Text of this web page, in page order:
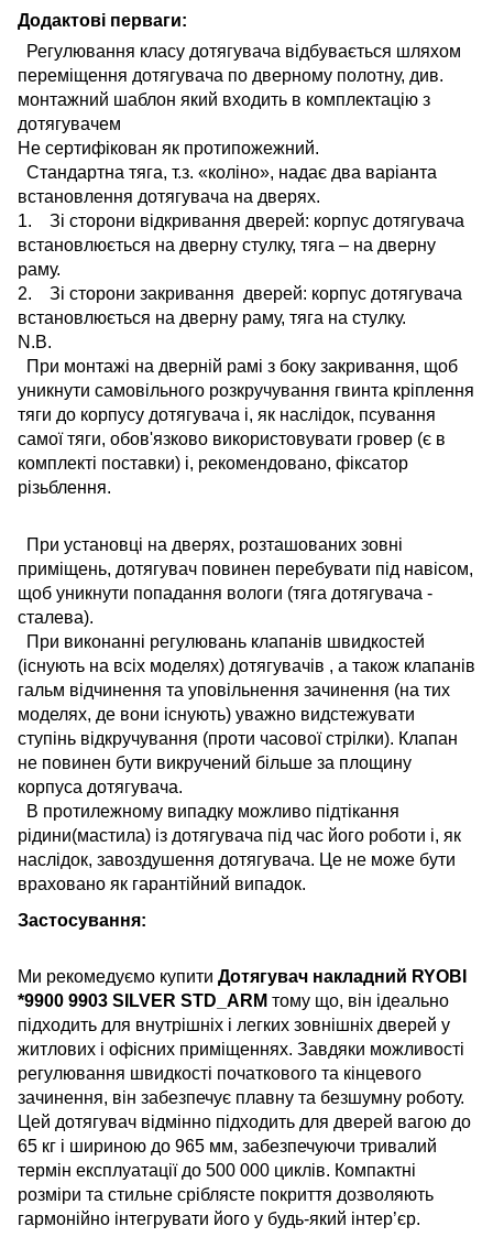
Додактові перваги:
Регулювання класу дотягувача відбувається шляхом
переміщення дотягувача по дверному полотну, див.
монтажний шаблон який входить в комплектацію з
дотягувачем
Не сертифікован як протипожежний.
Стандартна тяга, т.з. «коліно», надає два варіанта
встановлення дотягувача на дверях.
1. Зі сторони відкривання дверей: корпус дотягувача
встановлюється на дверну стулку, тяга – на дверну
раму.
2. Зі сторони закривання дверей: корпус дотягувача
встановлюється на дверну раму, тяга на стулку.
N.B.
При монтажі на дверній рамі з боку закривання, щоб
уникнути самовільного розкручування гвинта кріплення
тяги до корпусу дотягувача і, як наслідок, псування
самої тяги, обов'язково використовувати гровер (є в
комплекті поставки) і, рекомендовано, фіксатор
різьблення.
При установці на дверях, розташованих зовні
приміщень, дотягувач повинен перебувати під навісом,
щоб уникнути попадання вологи (тяга дотягувача -
сталева).
При виконанні регулювань клапанів швидкостей
(існують на всіх моделях) дотягувачів , а також клапанів
гальм відчинення та уповільнення зачинення (на тих
моделях, де вони існують) уважно видстежувати
ступінь відкручування (проти часової стрілки). Клапан
не повинен бути викручений більше за площину
корпуса дотягувача.
В протилежному випадку можливо підтікання
рідини(мастила) із дотягувача під час його роботи і, як
наслідок, завоздушення дотягувача. Це не може бути
враховано як гарантійний випадок.
Застосування:
Ми рекомедуємо купити Дотягувач накладний RYOBI
*9900 9903 SILVER STD_ARM тому що, він ідеально
підходить для внутрішніх і легких зовнішніх дверей у
житлових і офісних приміщеннях. Завдяки можливості
регулювання швидкості початкового та кінцевого
зачинення, він забезпечує плавну та безшумну роботу.
Цей дотягувач відмінно підходить для дверей вагою до
65 кг і шириною до 965 мм, забезпечуючи тривалий
термін експлуатації до 500 000 циклів. Компактні
розміри та стильне сріблясте покриття дозволяють
гармонійно інтегрувати його у будь-який інтер’єр.